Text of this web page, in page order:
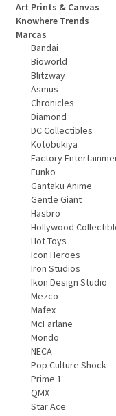
Art Prints & Canvas
Knowhere Trends
Marcas
Bandai
Bioworld
Blitzway
Asmus
Chronicles
Diamond
DC Collectibles
Kotobukiya
Factory
Funko
Gantaku Anime
Gentle Giant
Hasbro
Hollywood
Hot Toys
Icon Heroes
Iron Studios
Ikon Design Studio
Mezco
Mafex
McFarlane
Mondo
NECA
Pop Culture Shock
Prime 1
QMX
Star Ace